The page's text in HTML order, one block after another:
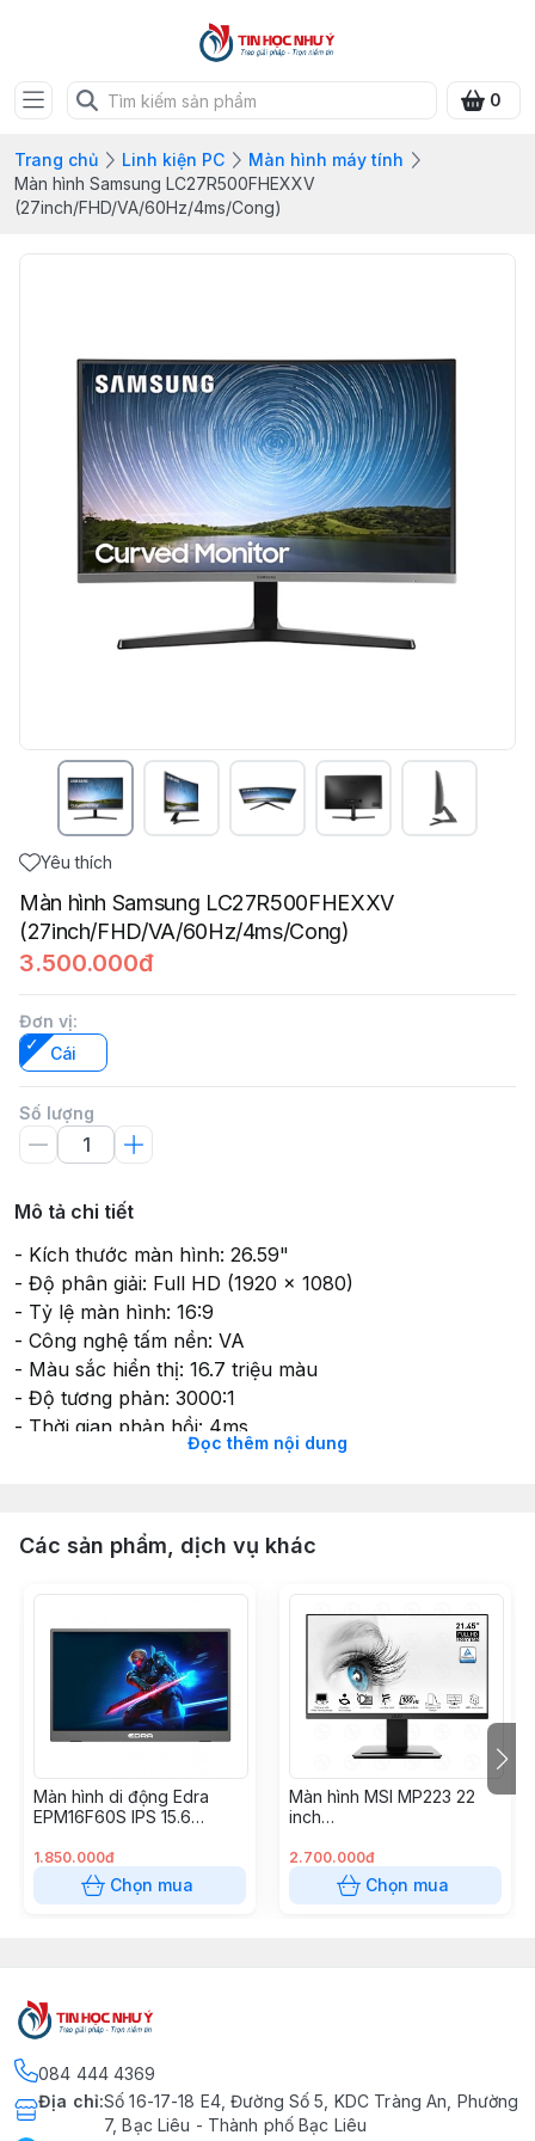
0
Trang chủ Linh kiện PC
Màn hình máy tính
Màn hình Samsung LC27R500FHEXXV
(27inch/FHD/VA/60Hz/4ms/Cong)
Yêu thích
Màn hình Samsung LC27R500FHEXXV
(27inch/FHD/VA/60Hz/4ms/Cong)
3.500.000đ
Đơn vị:
Cái
Số lượng
Mô tả chi tiết
- Kích thước màn hình: 26.59"
- Độ phân giải: Full HD (1920 x 1080)
- Tỷ lệ màn hình: 16:9
- Công nghệ tấm nền: VA
- Màu sắc hiển thị: 16.7 triệu màu
- Độ tương phản: 3000:1
- Thời gian phản hồi: 4ms
- Tần số quét: 60Hz
Đọc thêm nội dung
Các sản phẩm, dịch vụ khác
Màn hình di động Edra
EPM16F60S IPS 15.6
1.850.000đ
Chọn mua
Màn hình MSI MP223 22
inch
MI)
2.700.000đ
Chọn mua
084 444 4369
Địa chỉ:Số 16-17-18 E4, Đường Số 5, KDC Tràng An, Phường
7, Bạc Liêu - Thành phố Bạc Liêu